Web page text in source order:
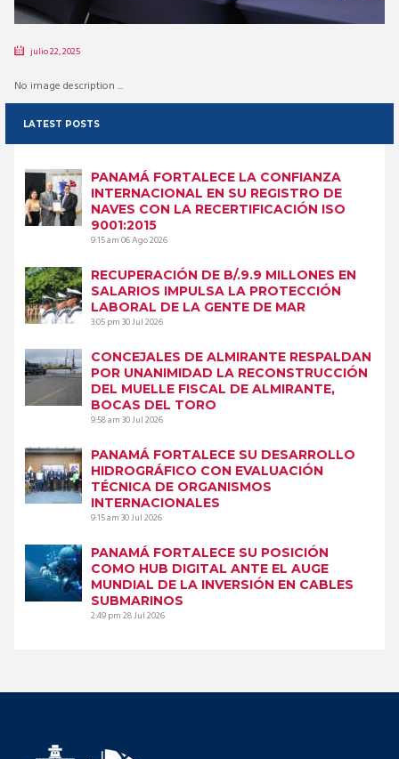
julio 22, 2025
No image description ...
LATEST POSTS
PANAMÁ FORTALECE LA CONFIANZA
INTERNACIONAL EN SU REGISTRO DE
NAVES CON LA RECERTIFICACIÓN ISO
9001:2015
9:15 am06 Ago 2026
RECUPERACIÓN DE B/.9.9 MILLONES EN
SALARIOS IMPULSA LA PROTECCIÓN
LABORAL DE LA GENTE DE MAR
3:05 pm30 Jul 2026
CONCEJALES DE ALMIRANTE RESPALDAN
POR UNANIMIDAD LA RECONSTRUCCIÓN
DEL MUELLE FISCAL DE ALMIRANTE,
BOCAS DEL TORO
9:58 am30 Jul 2026
PANAMÁ FORTALECE SU DESARROLLO
HIDROGRÁFICO CON EVALUACIÓN
TÉCNICA DE ORGANISMOS
INTERNACIONALES
9:15 am30 Jul 2026
PANAMÁ FORTALECE SU POSICIÓN
COMO HUB DIGITAL ANTE EL AUGE
MUNDIAL DE LA INVERSIÓN EN CABLES
SUBMARINOS
2:49 pm28 Jul 2026